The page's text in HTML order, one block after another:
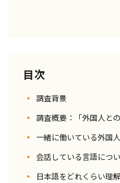
目次
調査背景
調査概要：「外国人と
一緒に働いている外国
会話している言語につ
日本語をどれくらい理